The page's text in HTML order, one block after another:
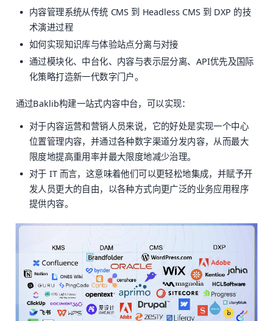
内容管理系统从传统 CMS 到 Headless CMS 到 DXP 的技
术演进过程
如何实现知识库与体验站点分离与对接
通过模块化、中台化、内容与表示层分离、API优先及国际
化策略打造新一代数字门户。
通过Baklib构建一站式内容中台，可以实现：
对于内容运营和营销人员来说，它的好处是实现一个中心
位置管理内容，并通过各种数字渠道分发内容，从而最大
限度地提高重用率并最大限度地减少治理。
对于 IT 而言，这意味着他们可以更轻松地集成，并赋予开
发人员更大的自由，以各种方式向更广泛的业务应用程序
提供内容。